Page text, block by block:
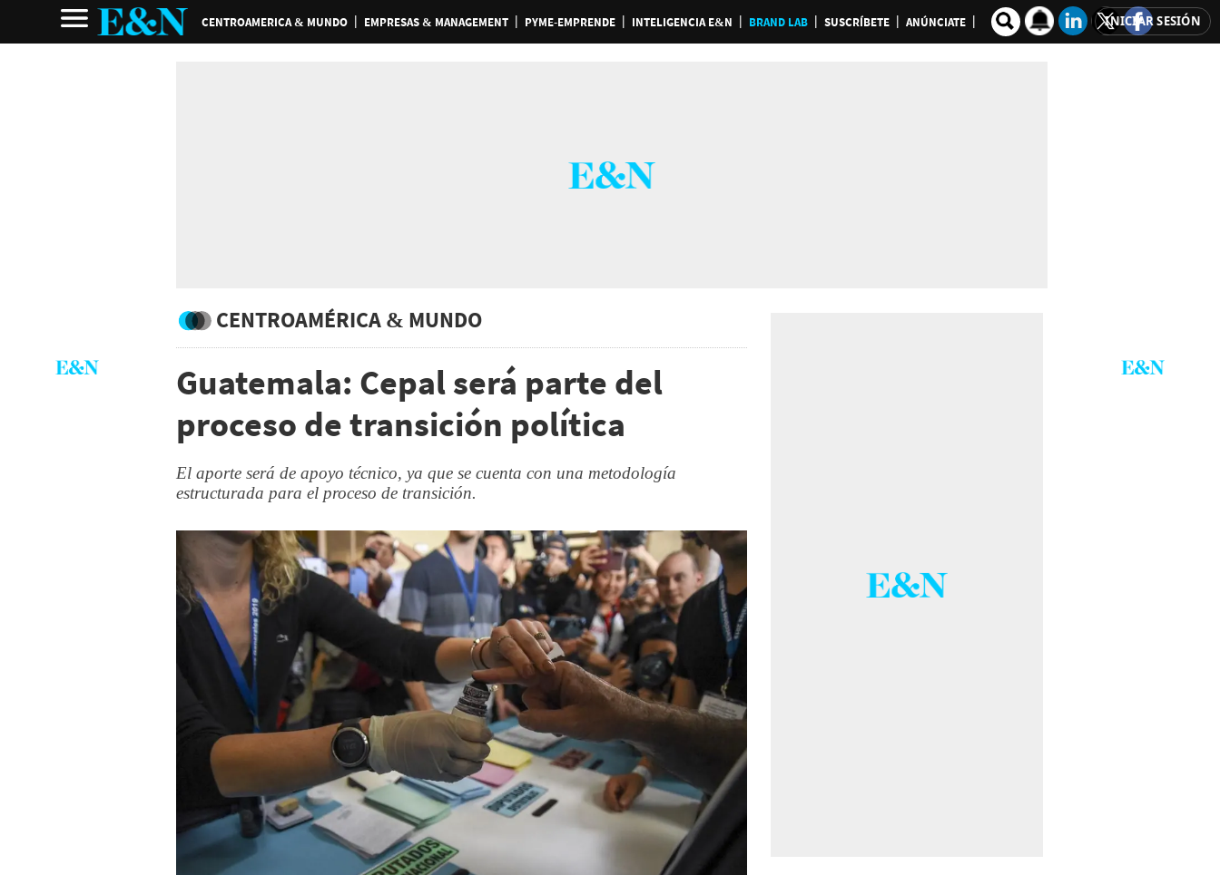
CENTROAMERICA & MUNDO EMPRESAS & MANAGEMENT PYME-EMPRENDE INTELIGENCIA E&N BRAND LAB SUSCRÍBETE ANÚNCIATE INICIAR SESIÓN
CENTROAMÉRICA & MUNDO
Guatemala: Cepal será parte del
proceso de transición política
El aporte será de apoyo técnico, ya que se cuenta con una metodología
estructurada para el proceso de transición.